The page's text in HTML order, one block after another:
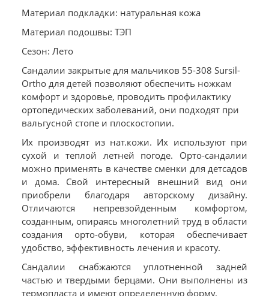
Материал подкладки: натуральная кожа
Материал подошвы: ТЭП
Сезон: Лето
Сандалии закрытые для мальчиков 55-308 Sursil-
Ortho для детей позволяют обеспечить ножкам
комфорт и здоровье, проводить профилактику
ортопедических заболеваний, они подходят при
вальгусной стопе и плоскостопии.
Их производят из нат.кожи. Их используют при
сухой и теплой летней погоде. Орто-сандалии
можно применять в качестве сменки для детсадов
и дома. Свой интересный внешний вид они
приобрели благодаря авторскому дизайну.
Отличаются непревзойденным комфортом,
созданным, опираясь многолетний труд в области
создания орто-обуви, которая обеспечивает
удобство, эффективность лечения и красоту.
Сандалии снабжаются уплотненной задней
частью и твердыми берцами. Они выполнены из
термопласта и имеют определенную форму.